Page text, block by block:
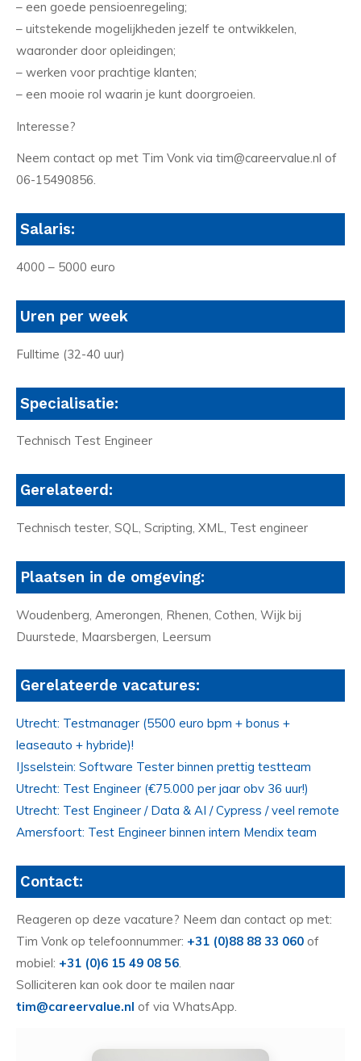
– een goede pensioenregeling;
– uitstekende mogelijkheden jezelf te ontwikkelen,
waaronder door opleidingen;
– werken voor prachtige klanten;
– een mooie rol waarin je kunt doorgroeien.
Interesse?
Neem contact op met Tim Vonk via tim@careervalue.nl of
06-15490856.
Salaris:
4000 – 5000 euro
Uren per week
Fulltime (32-40 uur)
Specialisatie:
Technisch Test Engineer
Gerelateerd:
Technisch tester, SQL, Scripting, XML, Test engineer
Plaatsen in de omgeving:
Woudenberg, Amerongen, Rhenen, Cothen, Wijk bij
Duurstede, Maarsbergen, Leersum
Gerelateerde vacatures:
Utrecht: Testmanager (5500 euro bpm + bonus +
leaseauto + hybride)!
IJsselstein: Software Tester binnen prettig testteam
Utrecht: Test Engineer (€75.000 per jaar obv 36 uur!)
Utrecht: Test Engineer / Data & AI / Cypress / veel remote
Amersfoort: Test Engineer binnen intern Mendix team
Contact:
Reageren op deze vacature? Neem dan contact op met:
Tim Vonk op telefoonnummer: +31 (0)88 88 33 060 of
mobiel: +31 (0)6 15 49 08 56.
Solliciteren kan ook door te mailen naar
tim@careervalue.nl of via WhatsApp.